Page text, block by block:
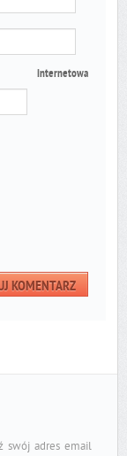
swój adres email